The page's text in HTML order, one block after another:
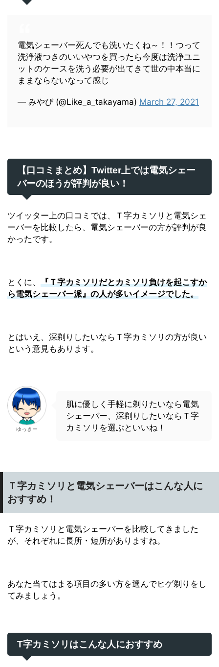
電気シェーバー死んでも洗いたくね～！！つって
洗浄液つきのいいやつを買ったら今度は洗浄ユニ
ットのケースを洗う必要が出てきて世の中本当に
ままならないなって感じ
— みやび (@Like_a_takayama) March 27, 2021
【口コミまとめ】Twitter上では電気シェー
バーのほうが評判が良い！
ツイッター上の口コミでは、Ｔ字カミソリと電気シェ
ーバーを比較したら、電気シェーバーの方が評判が良
かったです。
とくに、 『Ｔ字カミソリだとカミソリ負けを起こすか
ら電気シェーバー派』の人が多いイメージでした。
とはいえ、深剃りしたいならＴ字カミソリの方が良い
という意見もあります。
ゆっきー
肌に優しく手軽に剃りたいなら電気
シェーバー、深剃りしたいならＴ字
カミソリを選ぶといいね！
Ｔ字カミソリと電気シェーバーはこんな人に
おすすめ！
Ｔ字カミソリと電気シェーバーを比較してきました
が、それぞれに長所・短所がありますね。
あなた当てはまる項目の多い方を選んでヒゲ剃りをし
てみましょう。
T字カミソリはこんな人におすすめ